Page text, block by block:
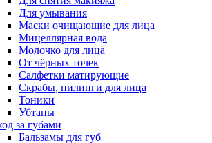
Для умывания
Маски очищающие для лица
Мицеллярная вода
Молочко для лица
От чёрных точек
Салфетки матирующие
Скрабы, пилинги для лица
Тоники
Убтаны
за губами
Бальзамы для губ